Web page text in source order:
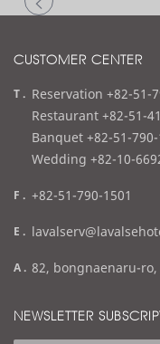
CUSTOMER CENTER
t
e
l
Reservation +82-51-
Restaurant +82-51-
Banquet +82-51-
Wedding +82-10-
f
x
+82-51-790-1501
e
a
l
a
d
82, bongnaenaru-
NEWSLETTER